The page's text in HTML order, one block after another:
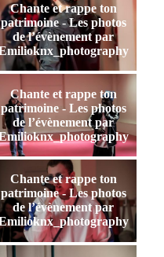
Chante et rappe ton
patrimoine - Les photos
de l’évènement par
Chante et rappe ton
patrimoine - Les photos
de l’évènement par
Chante et rappe ton
patrimoine - Les photos
de l’évènement par